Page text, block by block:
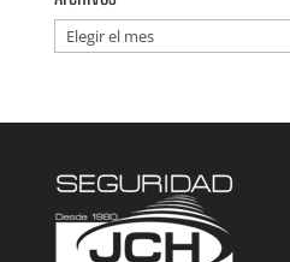
Archivos